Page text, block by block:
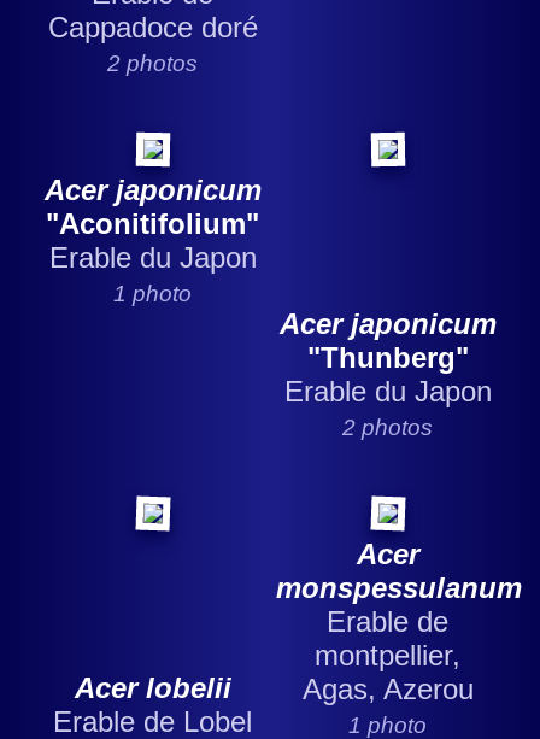
Cappadoce doré
2 photos
Acer japonicum
"Aconitifolium"
Erable du Japon
1 photo
Acer japonicum
"Thunberg"
Erable du Japon
2 photos
Acer lobelii
Erable de Lobel
Acer
monspessulanum
Erable de
montpellier,
Agas, Azerou
1 photo